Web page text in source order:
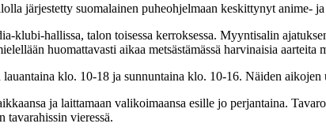
järjestetty suomalainen puheohjelmaan keskittynyt anime-
klubi-hallissa, talon toisessa kerroksessa. Myyntisalin
huomattavasti aikaa metsästämässä harvinaisia aarteita
klo. 10-18 ja sunnuntaina klo. 10-16. Näiden
ja laittamaan valikoimaansa esille jo perjantaina.
vieressä.